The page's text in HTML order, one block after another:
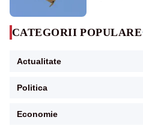
CATEGORII POPULARE
Actualitate
Politica
Economie